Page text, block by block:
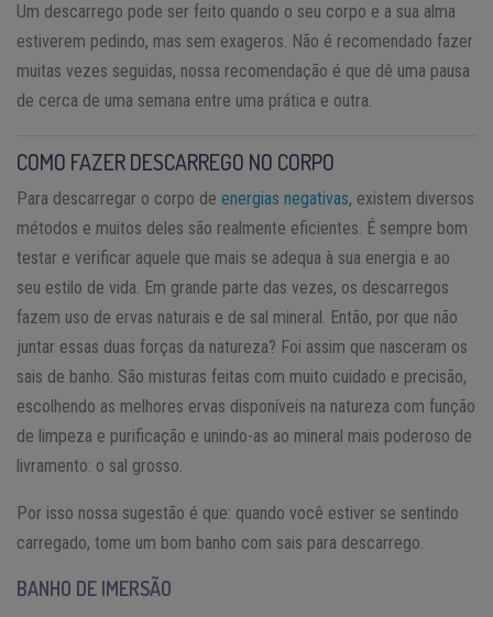
Um descarrego pode ser feito quando o seu corpo e a sua alma
estiverem pedindo, mas sem exageros. Não é recomendado fazer
muitas vezes seguidas, nossa recomendação é que dê uma pausa
de cerca de uma semana entre uma prática e outra.
COMO FAZER DESCARREGO NO CORPO
Para descarregar o corpo de energias negativas, existem diversos
métodos e muitos deles são realmente eficientes. É sempre bom
testar e verificar aquele que mais se adequa à sua energia e ao
seu estilo de vida. Em grande parte das vezes, os descarregos
fazem uso de ervas naturais e de sal mineral. Então, por que não
juntar essas duas forças da natureza? Foi assim que nasceram os
sais de banho. São misturas feitas com muito cuidado e precisão,
escolhendo as melhores ervas disponíveis na natureza com função
de limpeza e purificação e unindo-as ao mineral mais poderoso de
livramento: o sal grosso.
Por isso nossa sugestão é que: quando você estiver se sentindo
carregado, tome um bom banho com sais para descarrego.
BANHO DE IMERSÃO